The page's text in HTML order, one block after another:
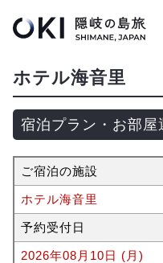
ホテル海音里
宿泊プラン・お部屋
ご宿泊の施設
ホテル海音里
予約受付日
2026年08月10日 (月)